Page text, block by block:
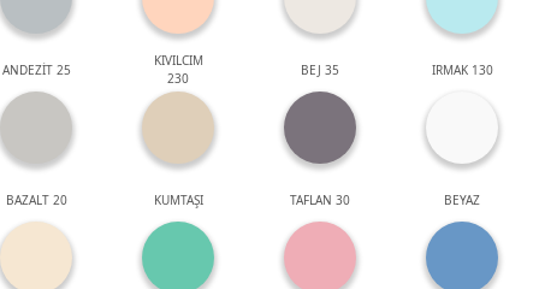
ANDEZİT 25
KIVILCIM
230
BEJ 35 IRMAK 130
BAZALT 20 KUMTAŞI TAFLAN 30 BEYAZ